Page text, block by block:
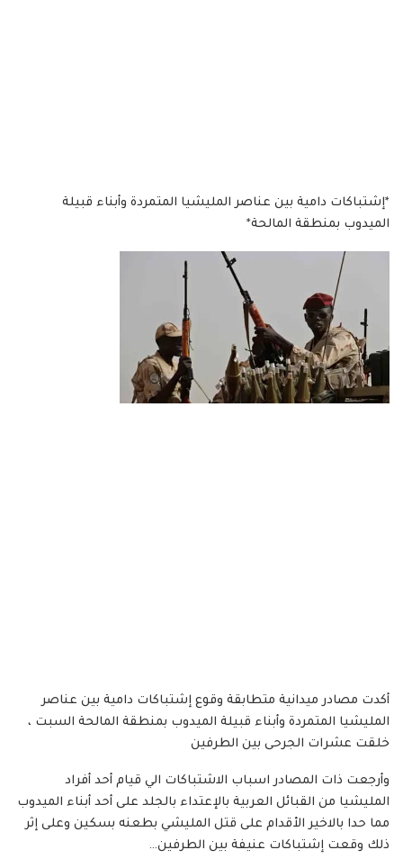
*إشتباكات دامية بين عناصر المليشيا المتمردة وأبناء قبيلة
الميدوب بمنطقة المالحة*
أكدت مصادر ميدانية متطابقة وقوع إشتباكات دامية بين عناصر
المليشيا المتمردة وأبناء قبيلة الميدوب بمنطقة المالحة السبت ،
خلقت عشرات الجرحى بين الطرفين
وأرجعت ذات المصادر اسباب الاشتباكات الي قيام أحد أفراد
المليشيا من القبائل العربية بالإعتداء بالجلد على أحد أبناء الميدوب
مما حدا بالاخير الأقدام على قتل المليشي بطعنه بسكين وعلى إثر
ذلك وقعت إشتباكات عنيفة بين الطرفين…